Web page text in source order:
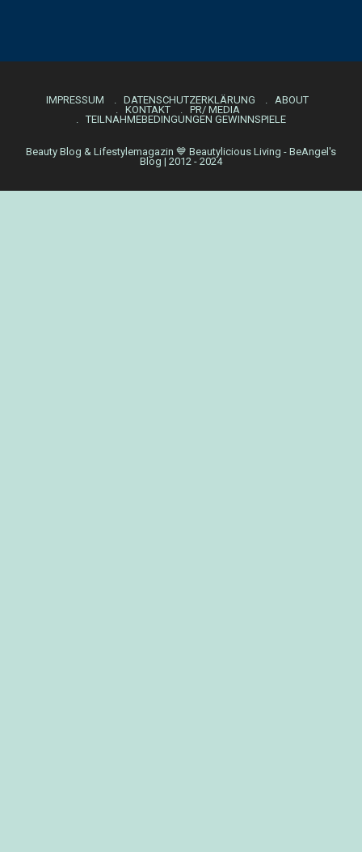
IMPRESSUM DATENSCHUTZERKLÄRUNG
ABOUT
KONTAKT
PR/ MEDIA
TEILNAHMEBEDINGUNGEN GEWINNSPIELE
Beauty Blog & Lifestylemagazin 💙 Beautylicious Living - BeAngel's
Blog | 2012 - 2024